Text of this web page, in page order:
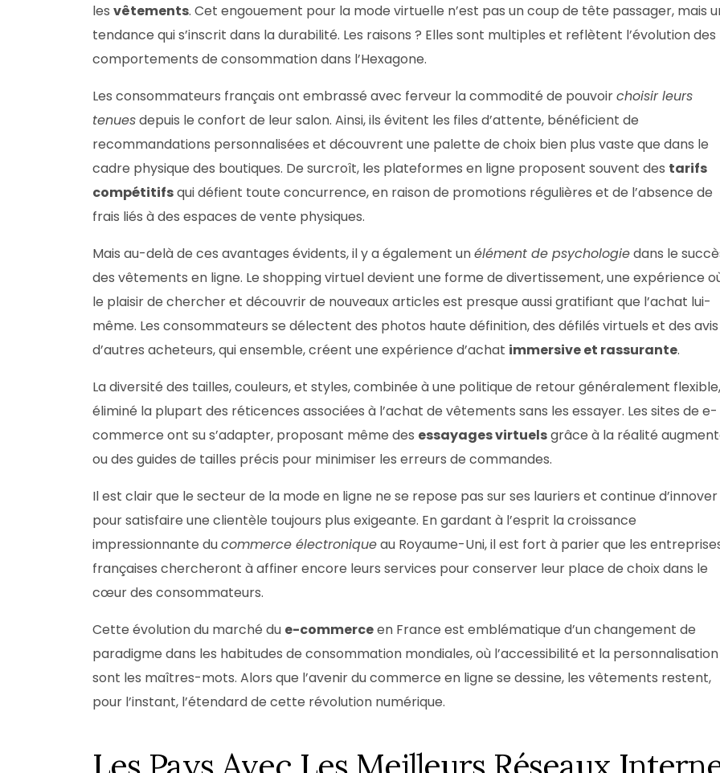
les vêtements. Cet engouement pour la mode virtuelle n’est pas un coup de tête passager, mais
tendance qui s’inscrit dans la durabilité. Les raisons ? Elles sont multiples et reflètent l’évolution des
comportements de consommation dans l’Hexagone.
Les consommateurs français ont embrassé avec ferveur la commodité de pouvoirchoisir leurs
tenuesdepuis le confort de leur salon. Ainsi, ils évitent les files d’attente, bénéficient de
recommandations personnalisées et découvrent une palette de choix bien plus vaste que dans le
cadre physique des boutiques. De surcroît, les plateformes en ligne proposent souvent des tarifs
compétitifsqui défient toute concurrence, en raison de promotions régulières et de l’absence de
frais liés à des espaces de vente physiques.
Mais au-delà de ces avantages évidents, il y a également unélément de psychologiedans le
des vêtements en ligne. Le shopping virtuel devient une forme de divertissement, une expérience
le plaisir de chercher et découvrir de nouveaux articles est presque aussi gratifiant que l’achat lui-
même. Les consommateurs se délectent des photos haute définition, des défilés virtuels et des avis
d’autres acheteurs, qui ensemble, créent une expérience d’achat immersive et rassurante.
La diversité des tailles, couleurs, et styles, combinée à une politique de retour généralement
éliminé la plupart des réticences associées à l’achat de vêtements sans les essayer. Les sites de e-
commerce ont su s’adapter, proposant même des essayages virtuelsgrâce à la réalité
ou des guides de tailles précis pour minimiser les erreurs de commandes.
Il est clair que le secteur de la mode en ligne ne se repose pas sur ses lauriers et continue d’innover
pour satisfaire une clientèle toujours plus exigeante. En gardant à l’esprit la croissance
impressionnante ducommerce électroniqueau Royaume-Uni, il est fort à parier que les
françaises chercheront à affiner encore leurs services pour conserver leur place de choix dans le
cœur des consommateurs.
Cette évolution du marché du e-commerceen France est emblématique d’un changement de
paradigme dans les habitudes de consommation mondiales, où l’accessibilité et la personnalisation
sont les maîtres-mots. Alors que l’avenir du commerce en ligne se dessine, les vêtements restent,
pour l’instant, l’étendard de cette révolution numérique.